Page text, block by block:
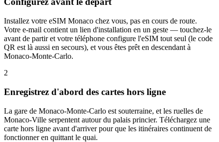
Installez votre eSIM Monaco chez vous, pas en cours de route.
Votre e-mail contient un lien d'installation en un geste — touchez-le
avant de partir et votre téléphone configure l'eSIM tout seul (le code
QR est là aussi en secours), et vous êtes prêt en descendant à
Monaco-Monte-Carlo.
2
Enregistrez d'abord des cartes hors ligne
La gare de Monaco-Monte-Carlo est souterraine, et les ruelles de
Monaco-Ville serpentent autour du palais princier. Téléchargez une
carte hors ligne avant d'arriver pour que les itinéraires continuent de
fonctionner en quittant le quai.